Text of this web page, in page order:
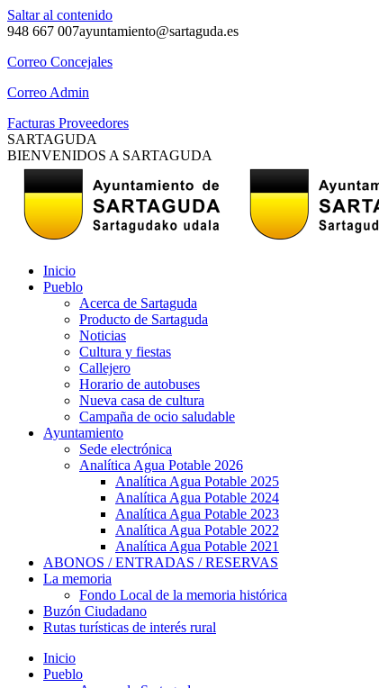
Saltar al contenido
948 667 007ayuntamiento@sartaguda.es
Correo Concejales
Correo Admin
Facturas Proveedores
SARTAGUDA
BIENVENIDOS A SARTAGUDA
Inicio
Pueblo
Acerca de Sartaguda
Producto de Sartaguda
Noticias
Cultura y fiestas
Callejero
Horario de autobuses
Nueva casa de cultura
Campaña de ocio saludable
Ayuntamiento
Sede electrónica
Analítica Agua Potable 2026
Analítica Agua Potable 2025
Analítica Agua Potable 2024
Analítica Agua Potable 2023
Analítica Agua Potable 2022
Analítica Agua Potable 2021
ABONOS / ENTRADAS / RESERVAS
La memoria
Fondo Local de la memoria histórica
Buzón Ciudadano
Rutas turísticas de interés rural
Inicio
Pueblo